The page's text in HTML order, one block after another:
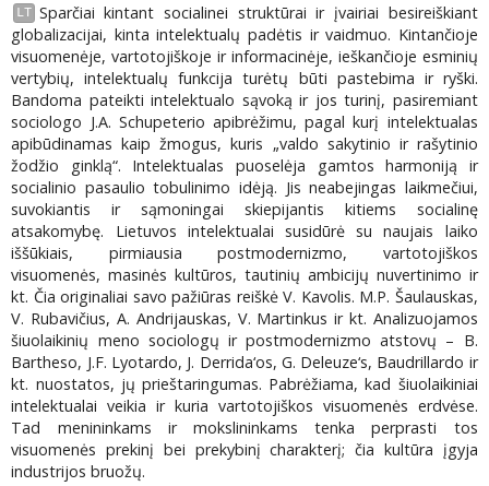
LT Sparčiai kintant socialinei struktūrai ir įvairiai besireiškiant
globalizacijai, kinta intelektualų padėtis ir vaidmuo. Kintančioje
visuomenėje, vartotojiškoje ir informacinėje, ieškančioje esminių
vertybių, intelektualų funkcija turėtų būti pastebima ir ryški.
Bandoma pateikti intelektualo sąvoką ir jos turinį, pasiremiant
sociologo J.A. Schupeterio apibrėžimu, pagal kurį intelektualas
apibūdinamas kaip žmogus, kuris „valdo sakytinio ir rašytinio
žodžio ginklą“. Intelektualas puoselėja gamtos harmoniją ir
socialinio pasaulio tobulinimo idėją. Jis neabejingas laikmečiui,
suvokiantis ir sąmoningai skiepijantis kitiems socialinę
atsakomybę. Lietuvos intelektualai susidūrė su naujais laiko
iššūkiais, pirmiausia postmodernizmo, vartotojiškos
visuomenės, masinės kultūros, tautinių ambicijų nuvertinimo ir
kt. Čia originaliai savo pažiūras reiškė V. Kavolis. M.P. Šaulauskas,
V. Rubavičius, A. Andrijauskas, V. Martinkus ir kt. Analizuojamos
šiuolaikinių meno sociologų ir postmodernizmo atstovų – B.
Bartheso, J.F. Lyotardo, J. Derrida‘os, G. Deleuze‘s, Baudrillardo ir
kt. nuostatos, jų prieštaringumas. Pabrėžiama, kad šiuolaikiniai
intelektualai veikia ir kuria vartotojiškos visuomenės erdvėse.
Tad menininkams ir mokslininkams tenka perprasti tos
visuomenės prekinį bei prekybinį charakterį; čia kultūra įgyja
industrijos bruožų.